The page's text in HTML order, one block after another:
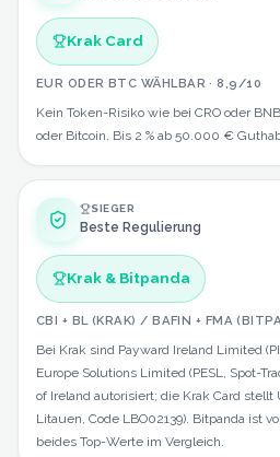
Krak Card
EUR ODER BTC WÄHLBAR ·8,9/10
Kein Token-Risiko wie bei CRO oder
oder Bitcoin. Bis 2 % ab 50.000 €
SIEGER
Beste Regulierung
Krak & Bitpanda
CBI + BL (KRAK) / BAFIN + FMA
Bei Krak sind Payward Ireland Limited
Europe Solutions Limited (PESL, Spot-
of Ireland autorisiert; die Krak Card stellt
Litauen, Code LBO02139). Bitpanda ist
beides Top-Werte im Vergleich.